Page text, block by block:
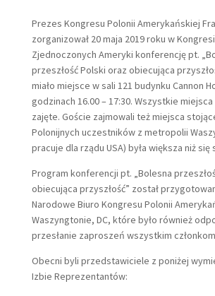
Prezes Kongresu Polonii Amerykańskiej
zorganizował 20 maja 2019 roku w
Zjednoczonych Ameryki konferencję pt.
przeszłość Polski oraz obiecująca
miało miejsce w sali 121 budynku Cannon
godzinach 16.00 – 17:30. Wszystkie miejsca
zajęte. Goście zajmowali też miejsca
Polonijnych uczestników z metropolii
pracuje dla rządu USA) była większa niż
Program konferencji pt. „Bolesna
obiecująca przyszłość” został
Narodowe Biuro Kongresu Polonii
Waszyngtonie, DC, które było również
przesłanie zaproszeń wszystkim
Obecni byli przedstawiciele z poniżej
Izbie Reprezentantów: